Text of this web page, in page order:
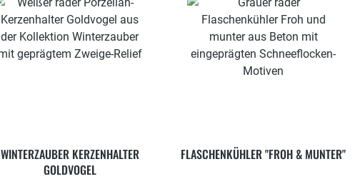
WINTERZAUBER KERZENHALTER
GOLDVOGEL
FLASCHENKÜHLER "FROH & MUNTER"